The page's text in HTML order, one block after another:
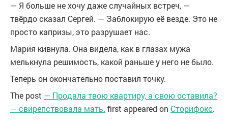
— Я больше не хочу даже случайных встреч, —
твёрдо сказал Сергей. — Заблокирую её везде. Это не
просто капризы, это разрушает нас.
Мария кивнула. Она видела, как в глазах мужа
мелькнула решимость, какой раньше у него не было.
Теперь он окончательно поставил точку.
The post — Продала твою квартиру, а свою оставила?
— свирепствовала мать. first appeared on Сторифокс.